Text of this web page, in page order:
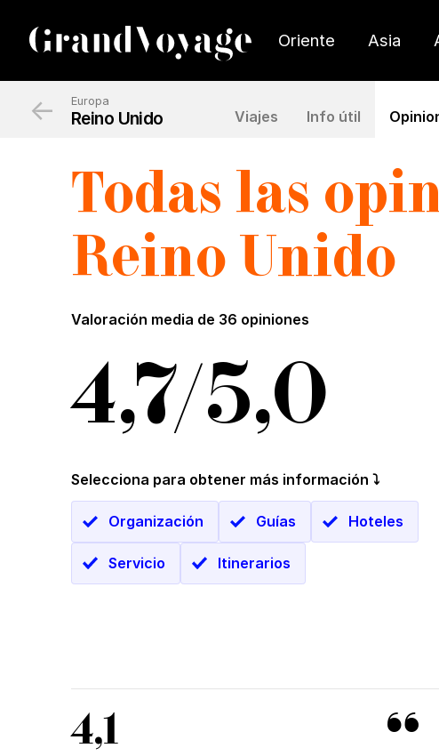
Oriente Asia
Europa
Reino Unido Viajes Info útil
←
Todas las
Reino Unido
Valoración media de 36 opiniones
4,7/5,0
Selecciona para obtener más información ⤵
Organización Guías Hoteles
Servicio Itinerarios
4,1